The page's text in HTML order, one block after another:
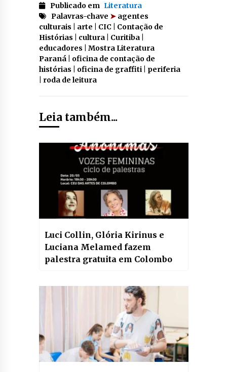
Publicado em Literatura
Palavras-chave ➤agentes
culturais | arte | CIC | Contação de
Histórias | cultura | Curitiba |
educadores | Mostra Literatura
Paraná | oficina de contação de
histórias | oficina de graffiti | periferia
| roda de leitura
Leia também...
Luci Collin, Glória Kirinus e
Luciana Melamed fazem
palestra gratuita em Colombo